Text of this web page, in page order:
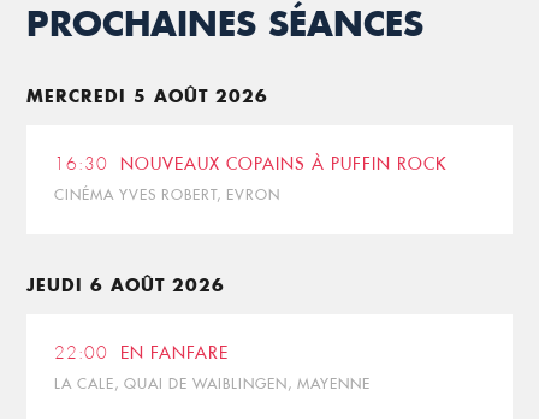
PROCHAINES SÉANCES
MERCREDI 5 AOÛT 2026
16:30 NOUVEAUX COPAINS À PUFFIN ROCK
CINÉMA YVES ROBERT, EVRON
JEUDI 6 AOÛT 2026
22:00 EN FANFARE
LA CALE, QUAI DE WAIBLINGEN, MAYENNE